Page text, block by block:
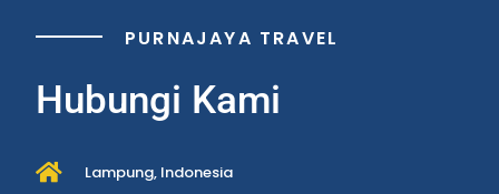
PURNAJAYA TRAVEL
Hubungi Kami
Lampung, Indonesia